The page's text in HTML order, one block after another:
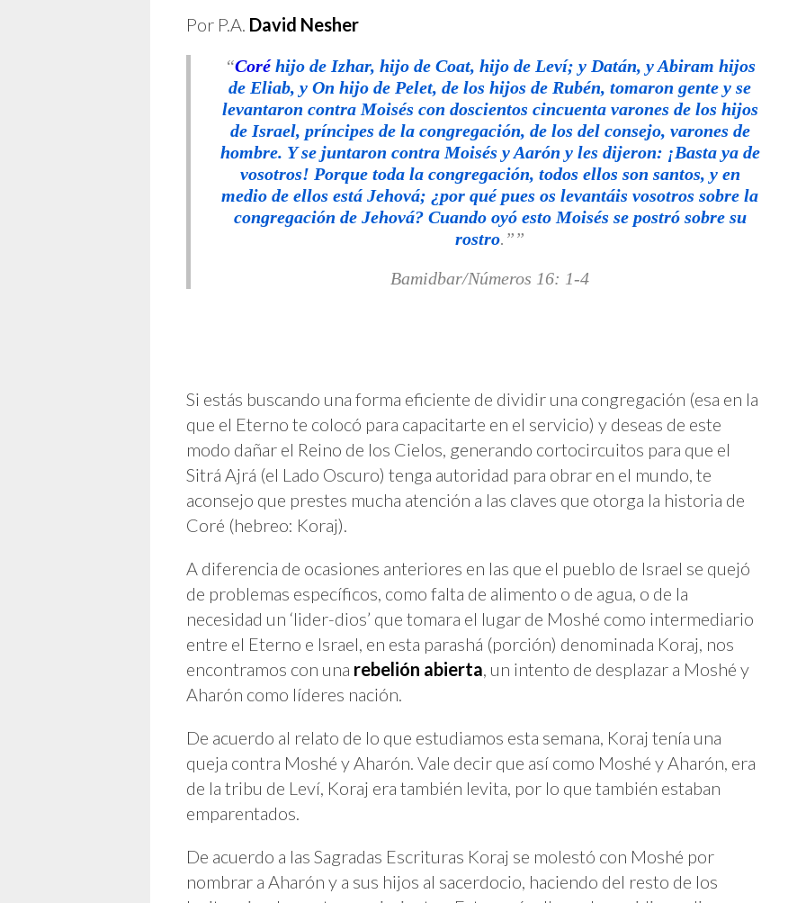
de
Por P.A. David Nesher
“Coré hijo de Izhar, hijo de Coat, hijo de Leví; y Datán, y Abiram hijos
de Eliab, y On hijo de Pelet, de los hijos de Rubén, tomaron gente y se
levantaron contra Moisés con doscientos cincuenta varones de los hijos
de Israel, príncipes de la congregación, de los del consejo, varones de
hombre. Y se juntaron contra Moisés y Aarón y les dijeron: ¡Basta ya de
vosotros! Porque toda la congregación, todos ellos son santos, y en
medio de ellos está Jehová; ¿por qué pues os levantáis vosotros sobre la
congregación de Jehová? Cuando oyó esto Moisés se postró sobre su
rostro.”
Bamidbar/Números 16: 1-4
Si estás buscando una forma eficiente de dividir una congregación (esa en la
que el Eterno te colocó para capacitarte en el servicio) y deseas de este
modo dañar el Reino de los Cielos, generando cortocircuitos para que el
Sitrá Ajrá (el Lado Oscuro) tenga autoridad para obrar en el mundo, te
aconsejo que prestes mucha atención a las claves que otorga la historia de
Coré (hebreo: Koraj).
A diferencia de ocasiones anteriores en las que el pueblo de Israel se quejó
de problemas específicos, como falta de alimento o de agua, o de la
necesidad un ‘lider-dios’ que tomara el lugar de Moshé como intermediario
entre el Eterno e Israel, en esta parashá (porción) denominada Koraj, nos
encontramos con una rebelión abierta, un intento de desplazar a Moshé y
Aharón como líderes nación.
De acuerdo al relato de lo que estudiamos esta semana, Koraj tenía una
queja contra Moshé y Aharón. Vale decir que así como Moshé y Aharón, era
de la tribu de Leví, Koraj era también levita, por lo que también estaban
emparentados.
De acuerdo a las Sagradas Escrituras Koraj se molestó con Moshé por
nombrar a Aharón y a sus hijos al sacerdocio, haciendo del resto de los